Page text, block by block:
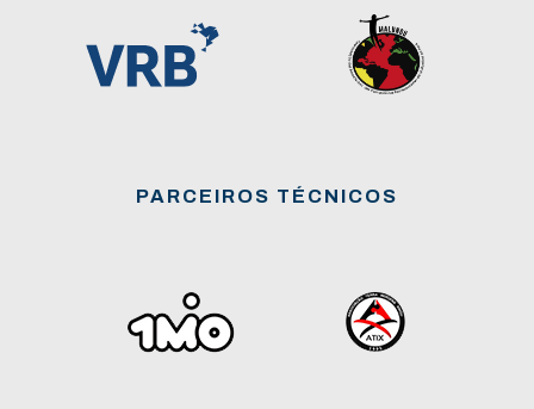
PARCEIROS TÉCNICOS